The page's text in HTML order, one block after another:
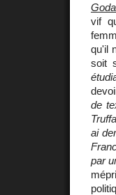
vif
qu'il
soit
de
ai
par